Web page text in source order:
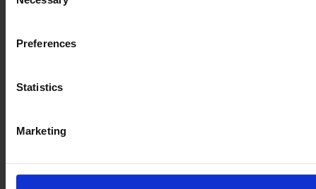
Preferences
Statistics
Marketing